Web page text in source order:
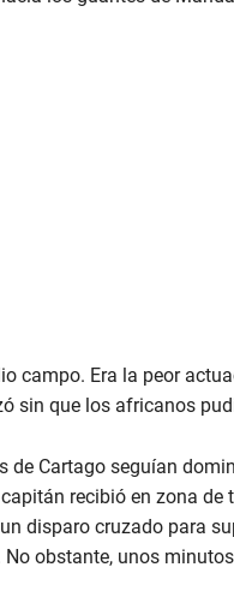
campo. Era la peor
sin que los africanos
de Cartago seguían
recibió en zona
disparo cruzado para
obstante, unos